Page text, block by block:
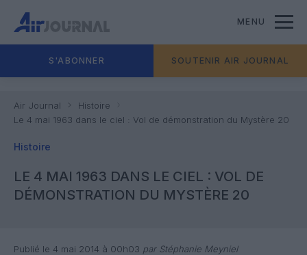
MENU
S'ABONNER SOUTENIR AIR JOURNAL
Air Journal
Histoire
Le 4 mai 1963 dans le ciel : Vol de démonstration du Mystère 20
Histoire
LE 4 MAI 1963 DANS LE CIEL : VOL DE
DÉMONSTRATION DU MYSTÈRE 20
Publié le 4 mai 2014 à 00h03 par Stéphanie Meyniel